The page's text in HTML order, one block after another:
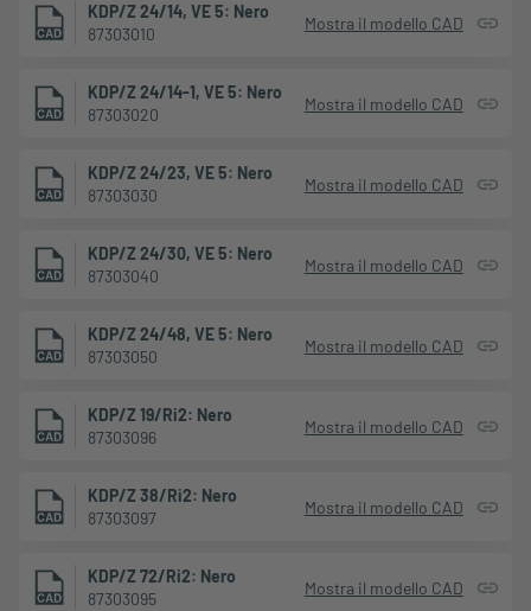
KDP/Z 24/14, VE 5: Nero
87303010
Mostra il modello CAD
KDP/Z 24/14-1, VE 5: Nero
87303020
Mostra il modello CAD
KDP/Z 24/23, VE 5: Nero
87303030
Mostra il modello CAD
KDP/Z 24/30, VE 5: Nero
87303040
Mostra il modello CAD
KDP/Z 24/48, VE 5: Nero
87303050
Mostra il modello CAD
KDP/Z 19/Ri2: Nero
87303096
Mostra il modello CAD
KDP/Z 38/Ri2: Nero
87303097
Mostra il modello CAD
KDP/Z 72/Ri2: Nero
87303095
Mostra il modello CAD